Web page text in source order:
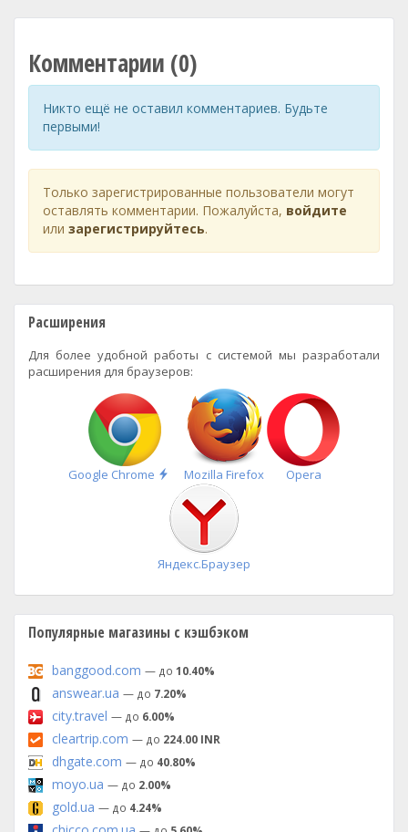
Комментарии (0)
Никто ещё не оставил комментариев. Будьте
первыми!
Только зарегистрированные пользователи могут
оставлять комментарии. Пожалуйста, войдите
или зарегистрируйтесь.
Расширения
Для более удобной работы с системой мы разработали
расширения для браузеров:
Google Chrome
Быстрая
установка
Mozilla Firefox Opera
Яндекс.Браузер
Популярные магазины с кэшбэком
banggood.com — до 10.40%
answear.ua — до 7.20%
city.travel — до 6.00%
cleartrip.com — до 224.00 INR
dhgate.com — до 40.80%
moyo.ua — до 2.00%
gold.ua — до 4.24%